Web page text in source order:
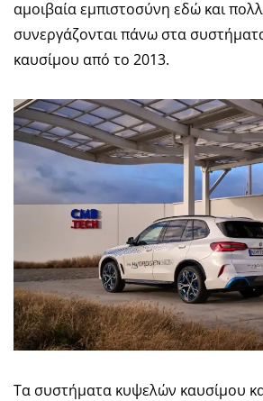
αμοιβαία εμπιστοσύνη εδώ και
συνεργάζονται πάνω στα
καυσίμου από το 2013.
Τα συστήματα κυψελών καυσίμου